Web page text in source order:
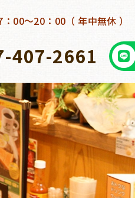
：00～20：00（ 年中無休 ）
407-2661